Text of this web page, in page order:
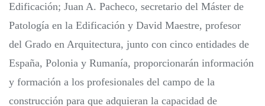
Edificación; Juan A. Pacheco, secretario del Máster de
Patología en la Edificación y David Maestre, profesor
del Grado en Arquitectura, junto con cinco entidades de
España, Polonia y Rumanía, proporcionarán información
y formación a los profesionales del campo de la
construcción para que adquieran la capacidad de